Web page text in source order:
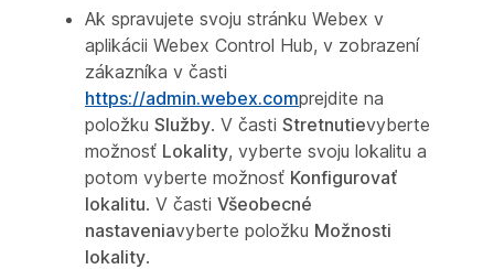
Ak spravujete svoju stránku Webex v
aplikácii Webex Control Hub, v zobrazení
zákazníka v časti
https://admin.webex.comprejdite na
položku Služby. V časti Stretnutievyberte
možnosť Lokality, vyberte svoju lokalitu a
potom vyberte možnosť Konfigurovať
lokalitu. V časti Všeobecné
nastaveniavyberte položku Možnosti
lokality.